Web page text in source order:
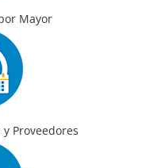
Mayor
Proveedores